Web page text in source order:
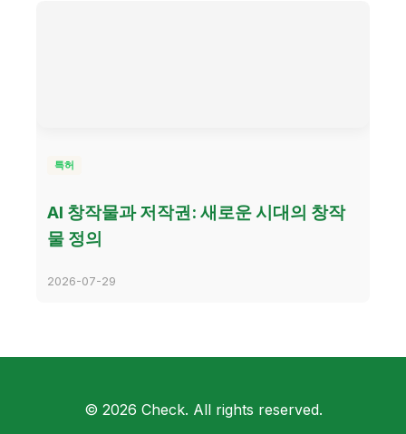
특허
AI 창작물과 저작권: 새로운 시대의 창작
물 정의
2026-07-29
© 2026 Check. All rights reserved.